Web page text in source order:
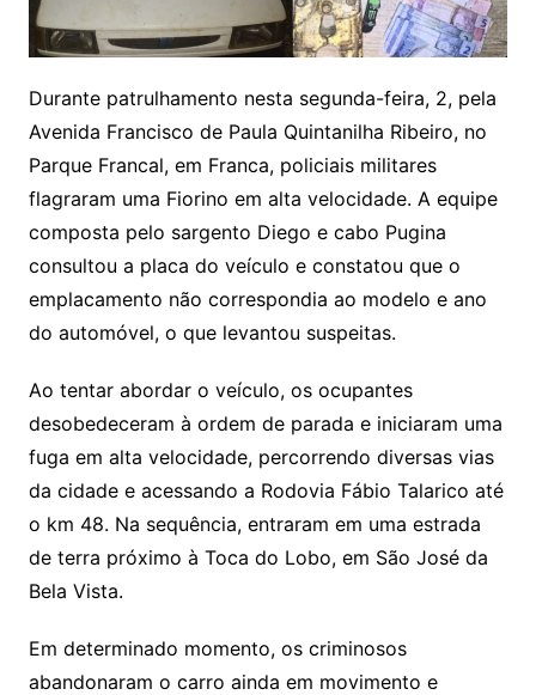
Durante patrulhamento nesta segunda-feira, 2, pela
Avenida Francisco de Paula Quintanilha Ribeiro, no
Parque Francal, em Franca, policiais militares
flagraram uma Fiorino em alta velocidade. A equipe
composta pelo sargento Diego e cabo Pugina
consultou a placa do veículo e constatou que o
emplacamento não correspondia ao modelo e ano
do automóvel, o que levantou suspeitas.
Ao tentar abordar o veículo, os ocupantes
desobedeceram à ordem de parada e iniciaram uma
fuga em alta velocidade, percorrendo diversas vias
da cidade e acessando a Rodovia Fábio Talarico até
o km 48. Na sequência, entraram em uma estrada
de terra próximo à Toca do Lobo, em São José da
Bela Vista.
Em determinado momento, os criminosos
abandonaram o carro ainda em movimento e